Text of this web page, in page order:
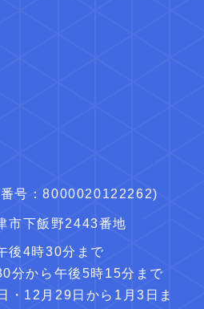
号：8000020122262)
市下飯野2443番地
後4時30分まで
分から午後5時15分まで
・12月29日から1月3日ま